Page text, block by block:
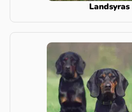
Landsyras